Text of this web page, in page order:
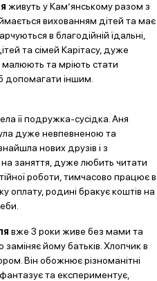
живуть у Кам’янському разом з
вихованням дітей та має
в благодійній їдальні,
та сімей Карітасу, дуже
малюють та мріють стати
допомагати іншим.
її подружка-сусідка. Аня
дуже невпевненою та
нових друзів і з
заняття, дуже любить читати
роботи, тимчасово працює в
оплату, родині бракує коштів на
вже 3 роки живе без мами та
заміняє йому батьків. Хлопчик в
Він обожнює різноманітні
та експериментує,